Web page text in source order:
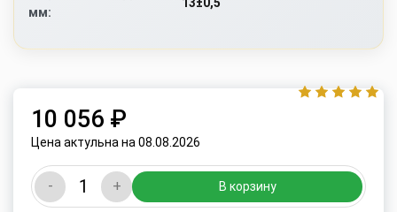
мм:
10 056 ₽
Цена актульна на 08.08.2026
- + В корзину